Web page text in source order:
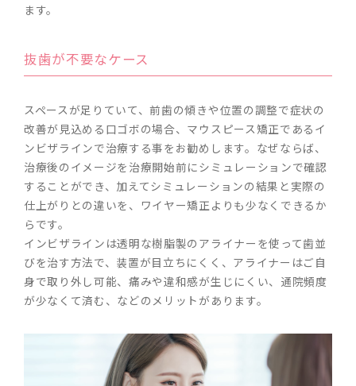
ます。
抜歯が不要なケース
スペースが足りていて、前歯の傾きや位置の調整で症状の
改善が見込める口ゴボの場合、マウスピース矯正であるイ
ンビザラインで治療する事をお勧めします。なぜならば、
治療後のイメージを治療開始前にシミュレーションで確認
することができ、加えてシミュレーションの結果と実際の
仕上がりとの違いを、ワイヤー矯正よりも少なくできるか
らです。
インビザラインは透明な樹脂製のアライナーを使って歯並
びを治す方法で、装置が目立ちにくく、アライナーはご自
身で取り外し可能、痛みや違和感が生じにくい、通院頻度
が少なくて済む、などのメリットがあります。